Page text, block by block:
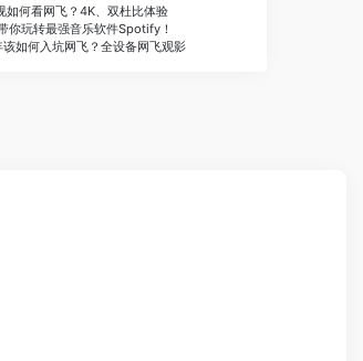
如何看网飞？4K、双杜比体验
你玩转最强音乐软件Spotify！
如何入坑网飞？全设备网飞观影